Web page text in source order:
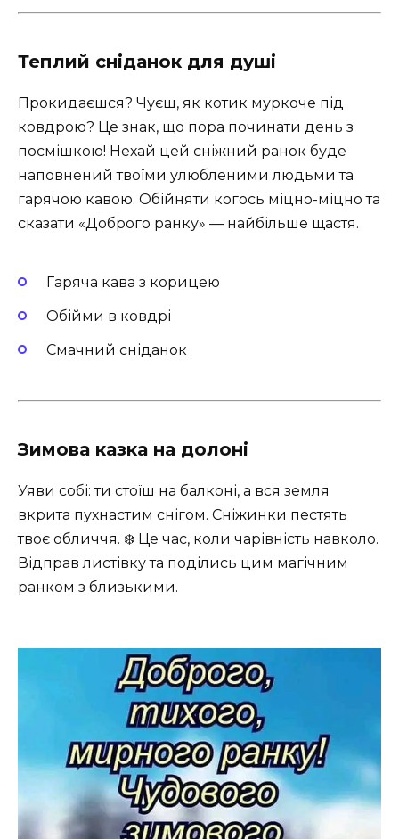
Теплий сніданок для душі
Прокидаєшся? Чуєш, як котик муркоче під
ковдрою? Це знак, що пора починати день з
посмішкою! Нехай цей сніжний ранок буде
наповнений твоїми улюбленими людьми та
гарячою кавою. Обійняти когось міцно-міцно та
сказати «Доброго ранку» — найбільше щастя.
Гаряча кава з корицею
Обійми в ковдрі
Смачний сніданок
Зимова казка на долоні
Уяви собі: ти стоїш на балконі, а вся земля
вкрита пухнастим снігом. Сніжинки пестять
твоє обличчя. ❄️ Це час, коли чарівність навколо.
Відправ листівку та поділись цим магічним
ранком з близькими.